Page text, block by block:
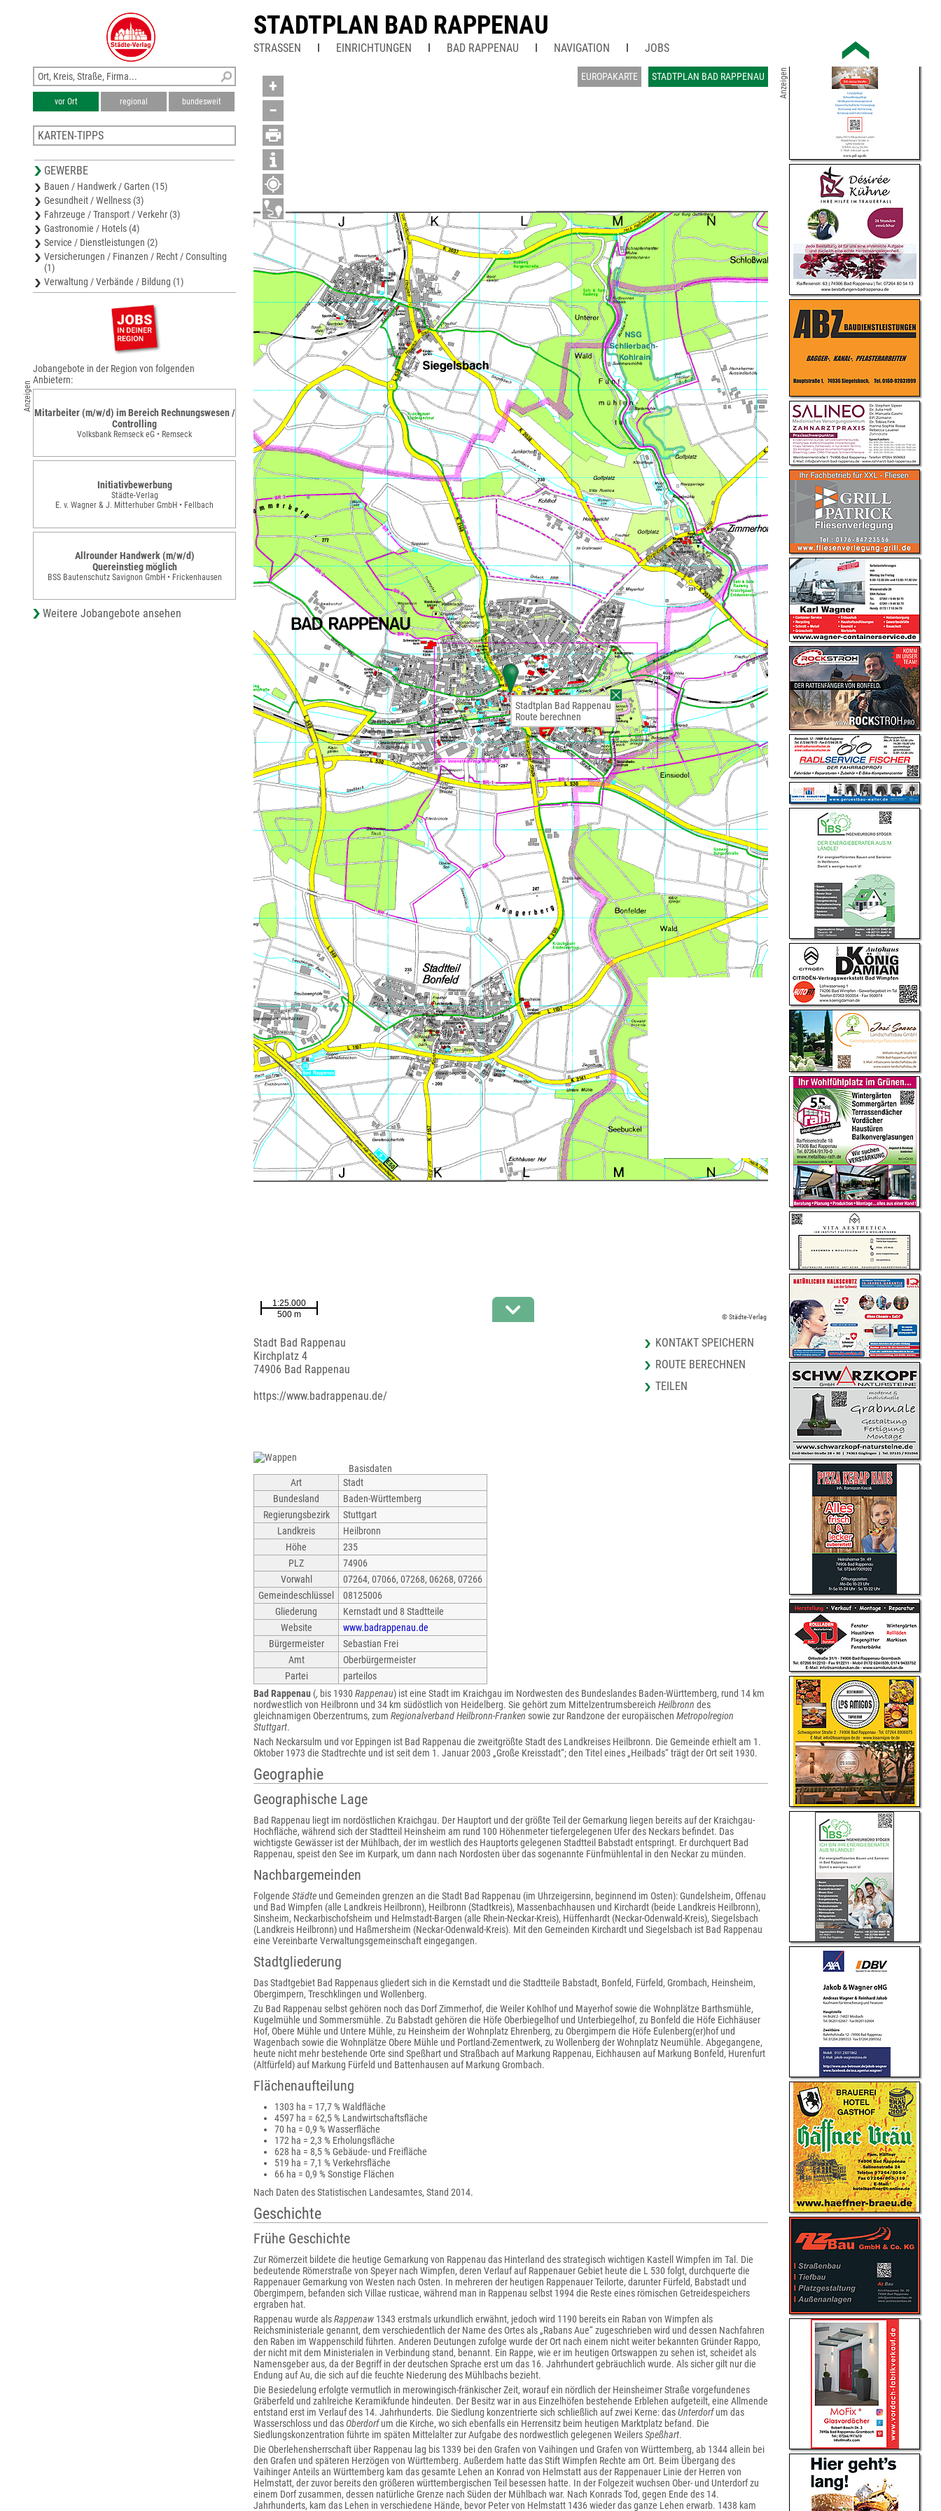
STADTPLAN BAD RAPPENAU
STRASSEN EINRICHTUNGEN BAD RAPPENAU NAVIGATION JOBS
EUROPAKARTE STADTPLAN BAD RAPPENAU
+
−
© Städte-Verlag
Stadtplan Bad Rappenau
Route berechnen
Stadt Bad Rappenau
Kirchplatz 4
74906 Bad Rappenau
https://www.badrappenau.de/
KONTAKT SPEICHERN
ROUTE BERECHNEN
TEILEN
Basisdaten
Art
Stadt
Bundesland
Baden-Württemberg
Regierungsbezirk
Stuttgart
Landkreis
Heilbronn
Höhe
235
PLZ
74906
Vorwahl
07264, 07066, 07268, 06268, 07266
Gemeindeschlüssel
08125006
Gliederung
Kernstadt und 8 Stadtteile
Website
www.badrappenau.de
Bürgermeister
Sebastian Frei
Amt
Oberbürgermeister
Partei
parteilos
Bad Rappenau (, bis 1930 Rappenau) ist eine Stadt im Kraichgau im Nordwesten des Bundeslandes Baden-Württemberg, rund 14 km
nordwestlich von Heilbronn und 34 km südöstlich von Heidelberg. Sie gehört zum Mittelzentrumsbereich Heilbronn des
gleichnamigen Oberzentrums, zum Regionalverband Heilbronn-Franken sowie zur Randzone der europäischen Metropolregion
Stuttgart.
Nach Neckarsulm und vor Eppingen ist Bad Rappenau die zweitgrößte Stadt des Landkreises Heilbronn. Die Gemeinde erhielt am 1.
Oktober 1973 die Stadtrechte und ist seit dem 1. Januar 2003 „Große Kreisstadt“; den Titel eines „Heilbads“ trägt der Ort seit 1930.
Geographie
Geographische Lage
Bad Rappenau liegt im nordöstlichen Kraichgau. Der Hauptort und der größte Teil der Gemarkung liegen bereits auf der Kraichgau-
Hochfläche, während sich der Stadtteil Heinsheim am rund 100 Höhenmeter tiefergelegenen Ufer des Neckars befindet. Das
wichtigste Gewässer ist der Mühlbach, der im westlich des Hauptorts gelegenen Stadtteil Babstadt entspringt. Er durchquert Bad
Rappenau, speist den See im Kurpark, um dann nach Nordosten über das sogenannte Fünfmühlental in den Neckar zu münden.
Nachbargemeinden
Folgende Städte und Gemeinden grenzen an die Stadt Bad Rappenau (im Uhrzeigersinn, beginnend im Osten): Gundelsheim, Offenau
und Bad Wimpfen (alle Landkreis Heilbronn), Heilbronn (Stadtkreis), Massenbachhausen und Kirchardt (beide Landkreis Heilbronn),
Sinsheim, Neckarbischofsheim und Helmstadt-Bargen (alle Rhein-Neckar-Kreis), Hüffenhardt (Neckar-Odenwald-Kreis), Siegelsbach
(Landkreis Heilbronn) und Haßmersheim (Neckar-Odenwald-Kreis). Mit den Gemeinden Kirchardt und Siegelsbach ist Bad Rappenau
eine Vereinbarte Verwaltungsgemeinschaft eingegangen.
Stadtgliederung
Das Stadtgebiet Bad Rappenaus gliedert sich in die Kernstadt und die Stadtteile Babstadt, Bonfeld, Fürfeld, Grombach, Heinsheim,
Obergimpern, Treschklingen und Wollenberg.
Zu Bad Rappenau selbst gehören noch das Dorf Zimmerhof, die Weiler Kohlhof und Mayerhof sowie die Wohnplätze Barthsmühle,
Kugelmühle und Sommersmühle. Zu Babstadt gehören die Höfe Oberbiegelhof und Unterbiegelhof, zu Bonfeld die Höfe Eichhäuser
Hof, Obere Mühle und Untere Mühle, zu Heinsheim der Wohnplatz Ehrenberg, zu Obergimpern die Höfe Eulenberg(er)hof und
Wagenbach sowie die Wohnplätze Obere Mühle und Portland-Zementwerk, zu Wollenberg der Wohnplatz Neumühle. Abgegangene,
heute nicht mehr bestehende Orte sind Speßhart und Straßbach auf Markung Rappenau, Eichhausen auf Markung Bonfeld, Hurenfurt
(Altfürfeld) auf Markung Fürfeld und Battenhausen auf Markung Grombach.
Flächenaufteilung
1303 ha = 17,7 % Waldfläche
4597 ha = 62,5 % Landwirtschaftsfläche
70 ha = 0,9 % Wasserfläche
172 ha = 2,3 % Erholungsfläche
628 ha = 8,5 % Gebäude- und Freifläche
519 ha = 7,1 % Verkehrsfläche
66 ha = 0,9 % Sonstige Flächen
Nach Daten des Statistischen Landesamtes, Stand 2014.
Geschichte
Frühe Geschichte
Zur Römerzeit bildete die heutige Gemarkung von Rappenau das Hinterland des strategisch wichtigen Kastell Wimpfen im Tal. Die
bedeutende Römerstraße von Speyer nach Wimpfen, deren Verlauf auf Rappenauer Gebiet heute die L 530 folgt, durchquerte die
Rappenauer Gemarkung von Westen nach Osten. In mehreren der heutigen Rappenauer Teilorte, darunter Fürfeld, Babstadt und
Obergimpern, befanden sich Villae rusticae, während man in Rappenau selbst 1994 die Reste eines römischen Getreidespeichers
ergraben hat.
Rappenau wurde alsRappenaw 1343 erstmals urkundlich erwähnt, jedoch wird 1190 bereits ein Raban von Wimpfen als
Reichsministeriale genannt, dem verschiedentlich der Name des Ortes als „Rabans Aue“ zugeschrieben wird und dessen Nachfahren
den Raben im Wappenschild führten. Anderen Deutungen zufolge wurde der Ort nach einem nicht weiter bekannten Gründer Rappo,
der nicht mit dem Ministerialen in Verbindung stand, benannt. Ein Rappe, wie er im heutigen Ortswappen zu sehen ist, scheidet als
Namensgeber aus, da der Begriff in der deutschen Sprache erst um das 16. Jahrhundert gebräuchlich wurde. Als sicher gilt nur die
Endung auf Au, die sich auf die feuchte Niederung des Mühlbachs bezieht.
Die Besiedelung erfolgte vermutlich in merowingisch-fränkischer Zeit, worauf ein nördlich der Heinsheimer Straße vorgefundenes
Gräberfeld und zahlreiche Keramikfunde hindeuten. Der Besitz war in aus Einzelhöfen bestehende Erblehen aufgeteilt, eine Allmende
entstand erst im Verlauf des 14. Jahrhunderts. Die Siedlung konzentrierte sich schließlich auf zwei Kerne: dasUnterdorfum das
Wasserschloss und dasOberdorfum die Kirche, wo sich ebenfalls ein Herrensitz beim heutigen Marktplatz befand. Die
Siedlungskonzentration führte im späten Mittelalter zur Aufgabe des nordwestlich gelegenen WeilersSpeßhart.
Die Oberlehensherrschaft über Rappenau lag bis 1339 bei den Grafen von Vaihingen und Grafen von Württemberg, ab 1344 allein bei
den Grafen und späteren Herzögen von Württemberg. Außerdem hatte das Stift Wimpfen Rechte am Ort. Beim Übergang des
Vaihinger Anteils an Württemberg kam das gesamte Lehen an Konrad von Helmstatt aus der Rappenauer Linie der Herren von
Helmstatt, der zuvor bereits den größeren württembergischen Teil besessen hatte. In der Folgezeit wuchsen Ober- und Unterdorf zu
einem Dorf zusammen, dessen natürliche Grenze nach Süden der Mühlbach war. Nach Konrads Tod, gegen Ende des 14.
Jahrhunderts, kam das Lehen in verschiedene Hände, bevor Peter von Helmstatt 1436 wieder das ganze Lehen erwarb. 1438 kam
vor Ort regional bundesweit
KARTEN-TIPPS
Stadtplan Bad Friedrichshall
Karte Neckar-Odenwald-Kreis
Stadtplan Mosbach
Stadtplan Neckarsulm
GEWERBE
Bauen / Handwerk / Garten (15)
Gesundheit / Wellness (3)
Fahrzeuge / Transport / Verkehr (3)
Gastronomie / Hotels (4)
Service / Dienstleistungen (2)
Versicherungen / Finanzen / Recht / Consulting
(1)
Verwaltung / Verbände / Bildung (1)
Anzeigen
Jobangebote in der Region von folgenden
Anbietern:
Mitarbeiter (m/w/d) im Bereich Rechnungswesen /
Controlling
Volksbank Remseck eG • Remseck
Initiativbewerbung
Städte-Verlag
E. v. Wagner & J. Mitterhuber GmbH • Fellbach
Allrounder Handwerk (m/w/d)
Quereinstieg möglich
BSS Bautenschutz Savignon GmbH • Frickenhausen
Weitere Jobangebote ansehen
Anzeigen